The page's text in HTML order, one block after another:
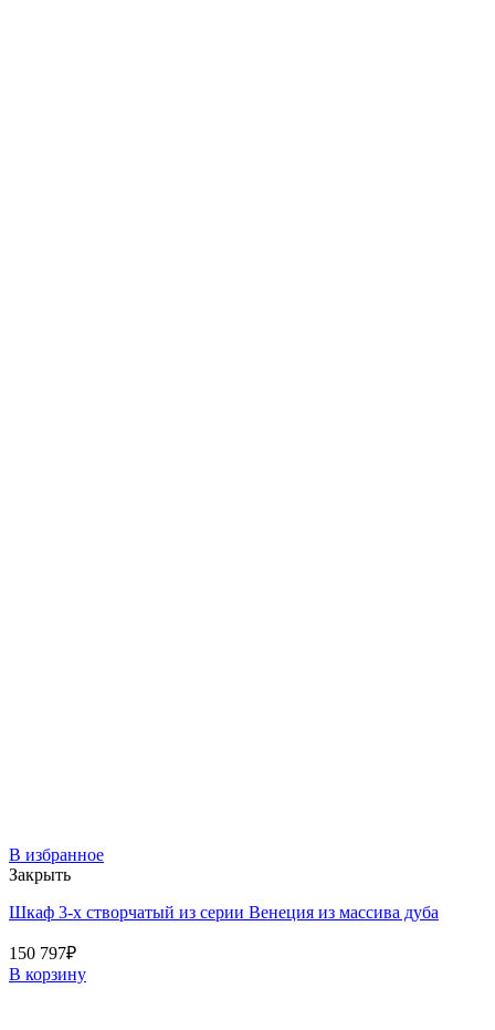
В избранное
Закрыть
Шкаф 3-х створчатый из серии Венеция из массива дуба
150 797₽
В корзину